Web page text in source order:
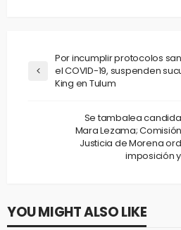
Por incumplir protocolos
el COVID-19, suspenden
King en Tulum
Se tambalea
Mara Lezama;
Justicia de Morena
imposición
YOU MIGHT ALSO LIKE